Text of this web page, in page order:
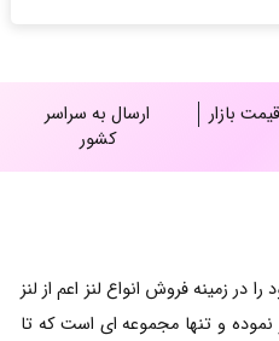
بازار
ارسال به سراسر
کشور
از سال 1392 کار خود را در زمینه فروش انواع لنز اعم از لنز
و تنها مجموعه ای است که تا